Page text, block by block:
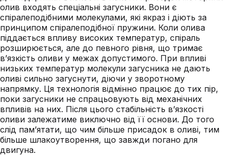
олив входять спеціальні загусники. Вони є
спіралеподібними молекулами, які якраз і діють за
принципом спіралеподібної пружини. Коли олива
піддається впливу високих температур, спіраль
розширюється, але до певного рівня, що тримає
в’язкість оливи у межах допустимого. При впливі
низьких температур молекули загусника не дають
оливі сильно загуснути, діючи у зворотному
напрямку. Ця технологія відмінно працює до тих пір,
поки загусники не спрацьовують від механічних
впливів на них. Після цього стабільність в’язкості
оливи залежатиме виключно від її основи. До того
слід пам’ятати, що чим більше присадок в оливі, тим
більше шлакоутворення, що завжди погано для
двигуна.